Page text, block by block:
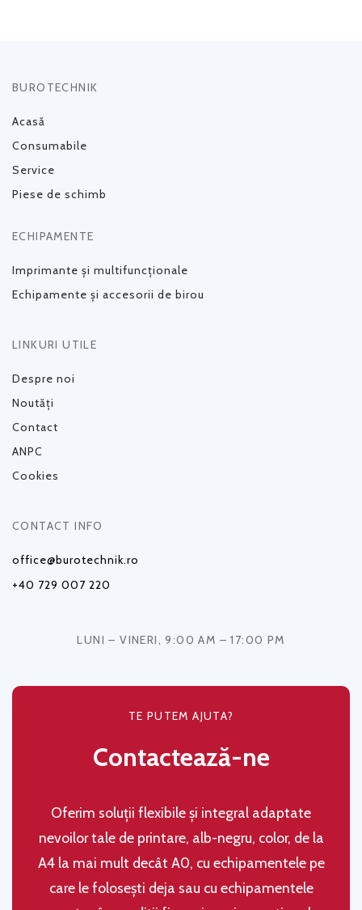
BUROTECHNIK
Acasă
Consumabile
Service
Piese de schimb
ECHIPAMENTE
Imprimante și multifuncționale
Echipamente și accesorii de birou
LINKURI UTILE
Despre noi
Noutăți
Contact
ANPC
Cookies
CONTACT INFO
office@burotechnik.ro
+40 729 007 220
LUNI – VINERI, 9:00 AM – 17:00 PM
TE PUTEM AJUTA?
Contactează-ne
Oferim soluţii flexibile şi integral adaptate
nevoilor tale de printare, alb-negru, color, de la
A4 la mai mult decât A0, cu echipamentele pe
care le folosești deja sau cu echipamentele